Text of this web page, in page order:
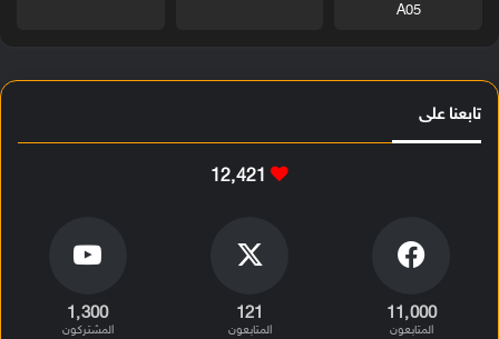
A05
تابعنا على
12٬421
11٬000
المتابعون
121
المتابعون
1٬300
المشتركون